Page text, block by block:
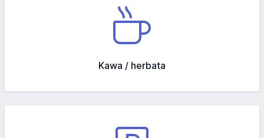
Kawa / herbata